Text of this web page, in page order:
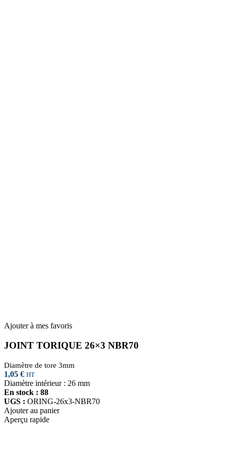
Ajouter à mes favoris
JOINT TORIQUE 26×3 NBR70
Diamètre de tore 3mm
1,05 € HT
Diamètre intérieur : 26 mm
En stock : 88
UGS : ORING-26x3-NBR70
Ajouter au panier
Aperçu rapide